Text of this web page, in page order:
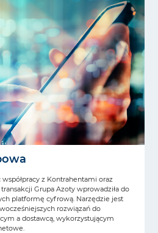
z Kontrahentami oraz
Grupa Azoty wprowadziła do
platformę cyfrową. Narzędzie jest
rozwiązań do
a dostawcą, wykorzystującym